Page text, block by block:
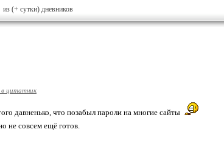
из (+ сутки) дневников
цитатник
давненько, что позабыл пароли на многие сайты
не совсем ещё готов.